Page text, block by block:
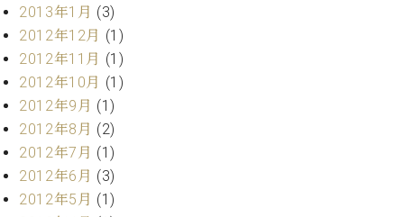
2013年1月 (3)
2012年12月 (1)
2012年11月 (1)
2012年10月 (1)
2012年9月 (1)
2012年8月 (2)
2012年7月 (1)
2012年6月 (3)
2012年5月 (1)